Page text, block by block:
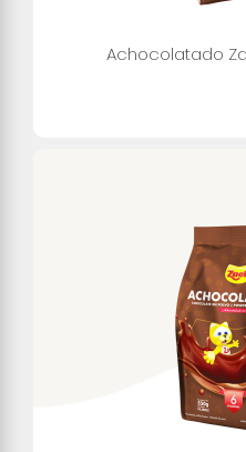
Achocolatado